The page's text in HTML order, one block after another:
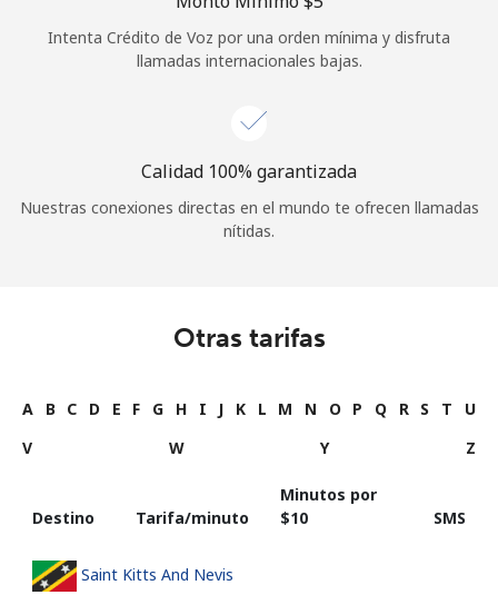
Intenta Crédito de Voz por una orden mínima y disfruta
llamadas internacionales bajas.
Calidad 100% garantizada
Nuestras conexiones directas en el mundo te ofrecen llamadas
nítidas.
Otras tarifas
A B C D E F G H I J K L M N O P Q R S T
U
V
W Y Z
Destino Tarifa/minuto
Minutos por
⁦$10⁩
SMS
Saint Kitts And Nevis